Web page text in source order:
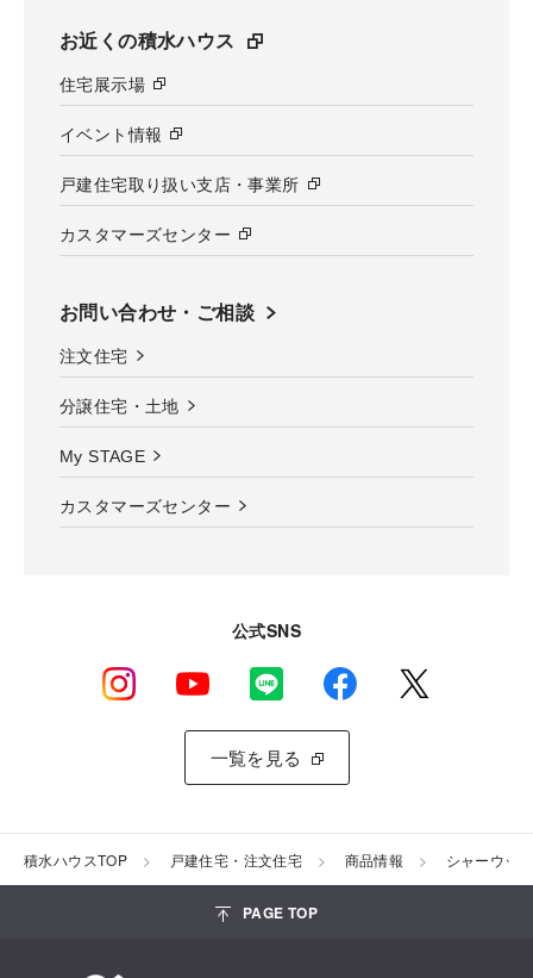
お近くの積水ハウス
住宅展示場
イベント情報
戸建住宅取り扱い支店・事業所
カスタマーズセンター
お問い合わせ・ご相談
注文住宅
分譲住宅・土地
My STAGE
カスタマーズセンター
公式SNS
一覧を見る
積水ハウスTOP 戸建住宅・注文住宅 商品情報 シャーウッ
PAGE TOP